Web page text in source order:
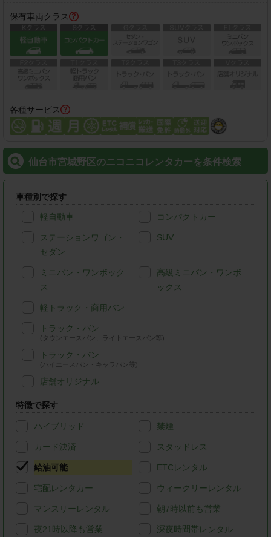
保有車両クラス
各種サービス
仙台市宮城野区のニコニコレンタカーを条件検索
車種別で探す
軽自動車 コンパクトカー
ステーションワゴン・
セダン
SUV
ミニバン・ワンボック
ス
高級ミニバン・ワンボ
ックス
軽トラック・商用バン
トラック・バン
(タウンエースバン、ライトエースバン等)
トラック・バン
(ハイエースバン・キャラバン等)
店舗オリジナル
特徴で探す
ハイブリッド 禁煙
カード決済 スタッドレス
給油可能 ETCレンタル
宅配レンタカー ウィークリーレンタル
マンスリーレンタル 朝7時以前も営業
夜21時以降も営業 深夜時間帯レンタル